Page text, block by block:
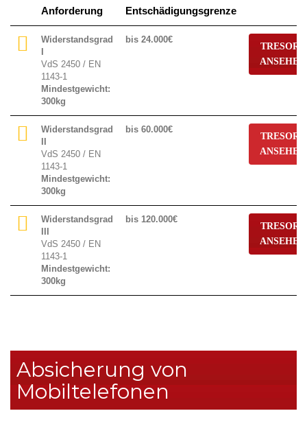
Anforderung
und
Entschädigungsgrenzen
Inhaltsversicherung
Anforderung Entschädigungsgrenze
Widerstandsgrad
VdS 2450 / EN
1143-1
Mindestgewicht:
300kg
bis 24.000€
TRESORE
ANSEHEN
Widerstandsgrad
VdS 2450 / EN
1143-1
Mindestgewicht:
300kg
bis 60.000€
TRESORE
ANSEHEN
Widerstandsgrad
VdS 2450 / EN
1143-1
Mindestgewicht:
300kg
bis 120.000€
TRESORE
ANSEHEN
Absicherung von
Mobiltelefonen